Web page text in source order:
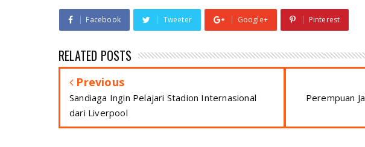
Facebook Tweeter Google+ Pinterest
RELATED POSTS
Previous
Sandiaga Ingin Pelajari Stadion Internasional
dari Liverpool
Perempuan